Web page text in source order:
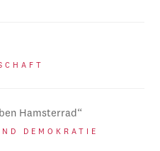
Hamsterrad“
DEMOKRATIE